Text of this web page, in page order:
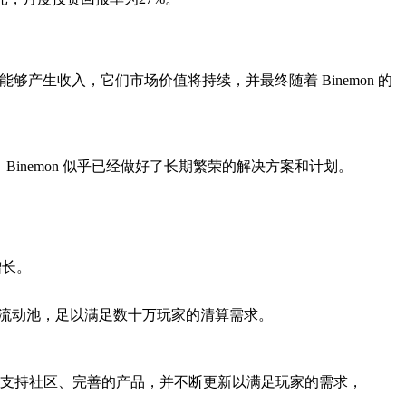
产生收入，它们市场价值将持续，并最终随着 Binemon 的
似乎已经做好了长期繁荣的解决方案和计划。
。
池，足以满足数十万玩家的清算需求。
社区、完善的产品，并不断更新以满足玩家的需求，